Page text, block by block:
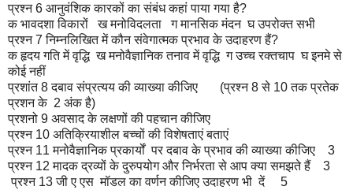
प्रश्न 6 आनुवंशिक कारकों का संबंध कहां पाया गया है?
क भावदशा विकारों
ख मनोविदलता ग मानसिक मंदन घ उपरोक्त सभी
प्रश्न 7 निम्नलिखित में कौन संवेगात्मक प्रभाव के उदाहरण हैं?
क हृदय गति में वृद्धि ख मनोवैज्ञानिक तनाव में वृद्धि ग उच्च रक्तचाप घ इनमे से
कोई नहीं
प्रशांत 8 दबाव संप्रत्यय की व्याख्या कीजिए
(प्रश्न 8 से 10 तक प्रतेक
प्रशन के 2 अंक है)
प्रशनो 9 अवसाद के लक्षणों की पहचान कीजिए
प्रश्न 10 अतिक्रियाशील बच्चों की विशेषताएं बताएं
प्रश्न 11 मनोवैज्ञानिक प्रकार्यों पर दबाव के प्रभाव की व्याख्या कीजिए
3
प्रश्न 12 मादक द्रव्यों के दुरुपयोग और निर्भरता से आप क्या समझते हैं
3
प्रश्न 13 जी ए एस मॉडल का वर्णन कीजिए उदाहरण भी दें
5